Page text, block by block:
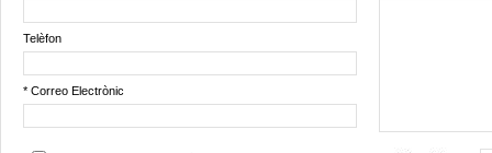
Telèfon
* Correo Electrònic